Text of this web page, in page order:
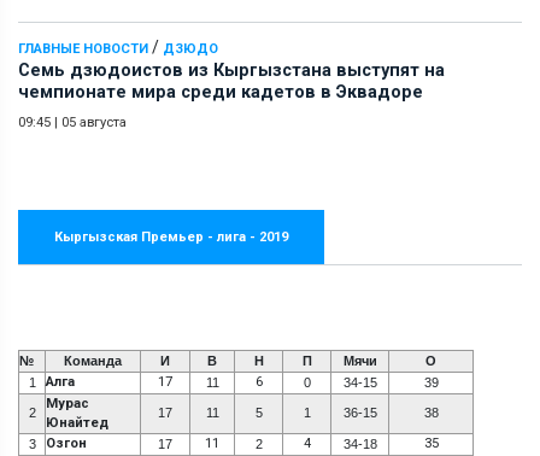
ГЛАВНЫЕ НОВОСТИ / ДЗЮДО
Семь дзюдоистов из Кыргызстана выступят на
чемпионате мира среди кадетов в Эквадоре
09:45 05 августа
Кыргызская Премьер - лига - 2019
№ Команда И В Н П Мячи
О
1
Алга 17 11 6 0 34-15 39
2
Мурас
Юнайтед
17 11 5 1 36-15 38
3 Озгон 17 11 2 4 34-18 35